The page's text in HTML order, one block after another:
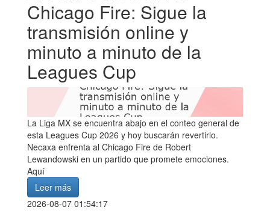
Chicago Fire: Sigue la
transmisión online y
minuto a minuto de la
Leagues Cup
La Liga MX se encuentra abajo en el conteo general de
esta Leagues Cup 2026 y hoy buscarán revertirlo.
Necaxa enfrenta al Chicago Fire de Robert
Lewandowski en un partido que promete emociones.
Aquí
Leer más
2026-08-07 01:54:17